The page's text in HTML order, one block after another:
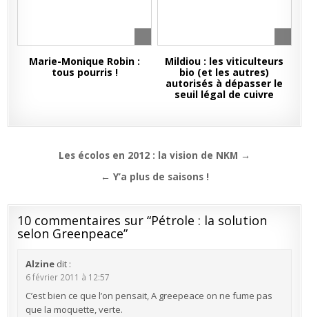
Marie-Monique Robin :
tous pourris !
Mildiou : les viticulteurs
bio (et les autres)
autorisés à dépasser le
seuil légal de cuivre
Navigation
Les écolos en 2012 : la vision de NKM →
← Y’a plus de saisons !
10 commentaires sur “Pétrole : la solution
selon Greenpeace”
Alzine dit :
6 février 2011 à 12:57
C’est bien ce que l’on pensait, A greepeace on ne fume pas
que la moquette, verte.